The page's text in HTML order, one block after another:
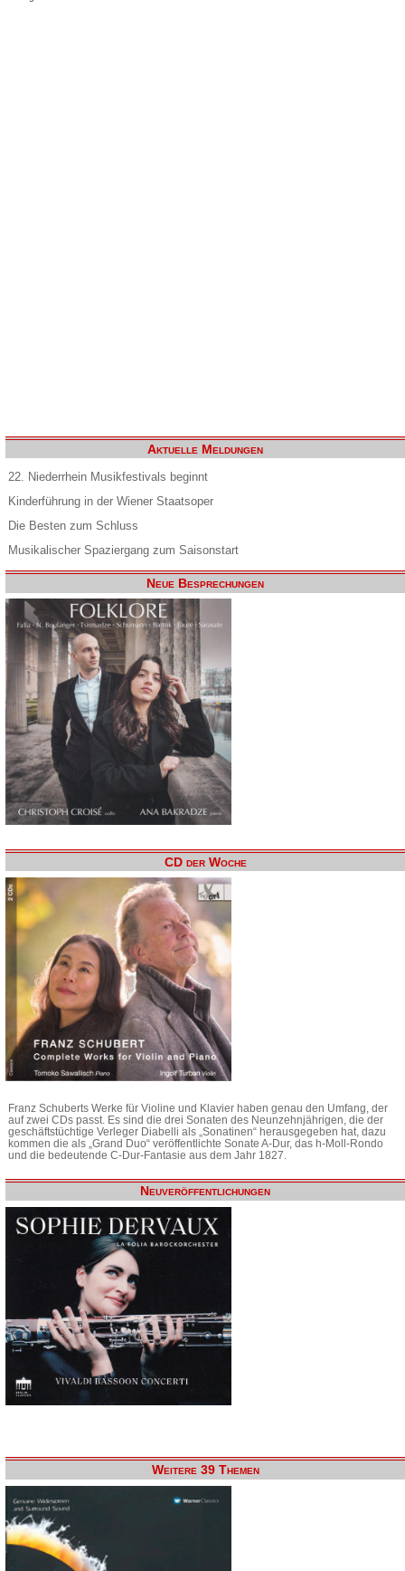
Aktuelle Meldungen
22. Niederrhein Musikfestivals beginnt
Kinderführung in der Wiener Staatsoper
Die Besten zum Schluss
Musikalischer Spaziergang zum Saisonstart
Neue Besprechungen
CD der Woche
Franz Schuberts Werke für Violine und Klavier haben genau den Umfang, der
auf zwei CDs passt. Es sind die drei Sonaten des Neunzehnjährigen, die der
geschäftstüchtige Verleger Diabelli als „Sonatinen“ herausgegeben hat, dazu
kommen die als „Grand Duo“ veröffentlichte Sonate A-Dur, das h-Moll-Rondo
und die bedeutende C-Dur-Fantasie aus dem Jahr 1827.
Neuveröffentlichungen
Weitere 39 Themen